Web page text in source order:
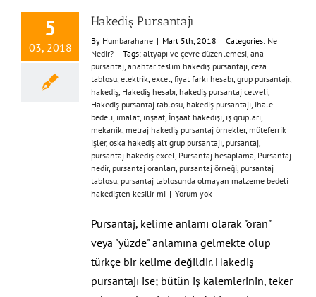
5
03, 2018
Hakediş Pursantajı
By Humbarahane | Mart 5th, 2018 | Categories: Ne
Nedir? | Tags: altyapı ve çevre düzenlemesi ana
pursantaj anahtar teslim hakediş pursantajı ceza
tablosu elektrik excel fiyat farkı hesabı grup pursantajı
hakediş Hakediş hesabı hakediş pursantaj cetveli
Hakediş pursantaj tablosu hakediş pursantajı ihale
bedeli imalat inşaat İnşaat hakedişi iş grupları
mekanik metraj hakediş pursantaj örnekler, müteferrik
işler, oska hakediş alt grup pursantajı pursantaj
pursantaj hakediş excel Pursantaj hesaplama Pursantaj
nedir, pursantaj oranları pursantaj örneği pursantaj
tablosu pursantaj tablosunda olmayan malzeme bedeli
hakedişten kesilir mi | Yorum yok
Pursantaj, kelime anlamı olarak "oran"
veya "yüzde" anlamına gelmekte olup
türkçe bir kelime değildir. Hakediş
pursantajı ise; bütün iş kalemlerinin, teker